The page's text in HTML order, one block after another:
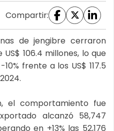
Compartir:
de jengibre cerraron
106.4 millones, lo que
frente a los US$ 117.5
el comportamiento fue
alcanzó 58,747
en +13% las 52,176